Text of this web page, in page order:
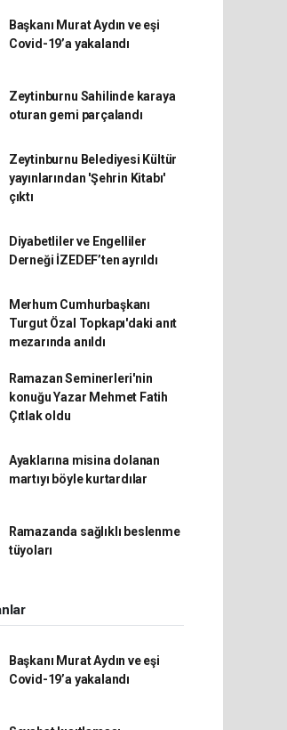
Başkanı Murat Aydın ve eşi
Covid-19’a yakalandı
Zeytinburnu Sahilinde karaya
oturan gemi parçalandı
Zeytinburnu Belediyesi Kültür
yayınlarından 'Şehrin Kitabı'
çıktı
Diyabetliler ve Engelliler
Derneği İZEDEF’ten ayrıldı
Merhum Cumhurbaşkanı
Turgut Özal Topkapı'daki anıt
mezarında anıldı
Ramazan Seminerleri'nin
konuğu Yazar Mehmet Fatih
Çıtlak oldu
Ayaklarına misina dolanan
martıyı böyle kurtardılar
Ramazanda sağlıklı beslenme
tüyoları
Başkanı Murat Aydın ve eşi
Covid-19’a yakalandı